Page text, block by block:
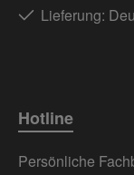
Lieferung:
Hotline
Persönliche